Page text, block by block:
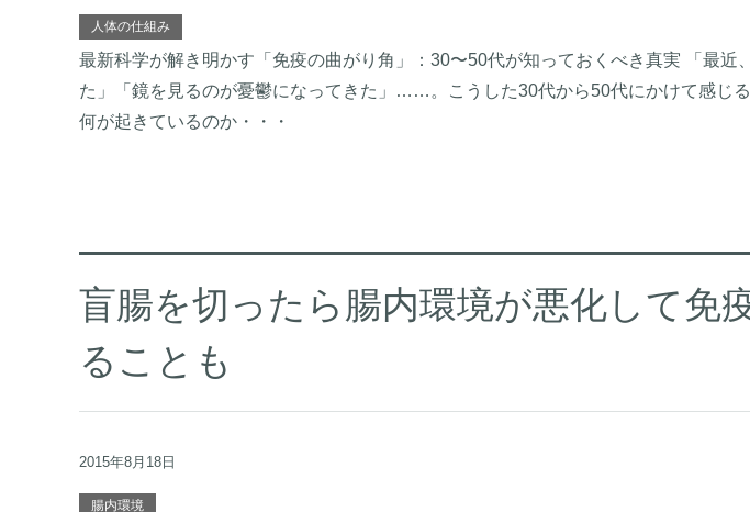
人体の仕組み
最新科学が解き明かす「免疫の曲がり角」：30〜50代が知っておくべき真実 「最近
た」「鏡を見るのが憂鬱になってきた」……。こうした30代から50代にかけて感じ
何が起きているのか・・・
盲腸を切ったら腸内環境が悪化して免
ることも
2015年8月18日
腸内環境